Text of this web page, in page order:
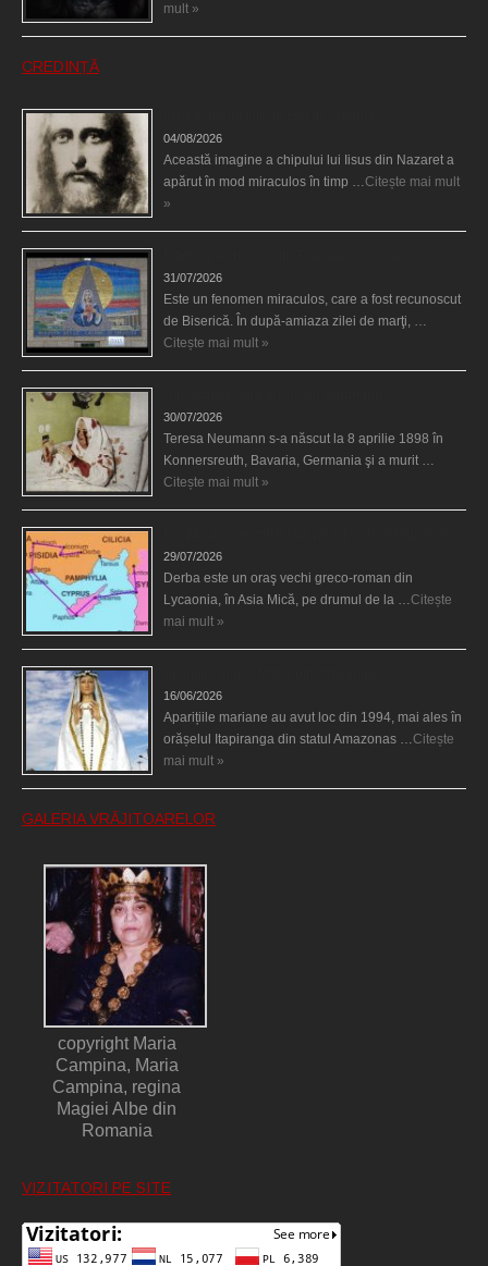
mult »
CREDINȚĂ
04/08/2026
Această imagine a chipului lui Iisus din Nazaret a
apărut în mod miraculos în timp …Citește mai mult
»
31/07/2026
Este un fenomen miraculos, care a fost recunoscut
de Biserică. În după-amiaza zilei de marţi, …
Citește mai mult »
30/07/2026
Teresa Neumann s-a născut la 8 aprilie 1898 în
Konnersreuth, Bavaria, Germania şi a murit …
Citește mai mult »
29/07/2026
Derba este un oraş vechi greco-roman din
Lycaonia, în Asia Mică, pe drumul de la …Citește
mai mult »
16/06/2026
Aparițiile mariane au avut loc din 1994, mai ales în
orășelul Itapiranga din statul Amazonas …Citește
mai mult »
GALERIA VRĂJITOARELOR
copyright Maria
Campina, Maria
Campina, regina
Magiei Albe din
Romania
VIZITATORI PE SITE